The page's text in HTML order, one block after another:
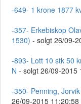
-649- 1 krone 1877
-357- Erkebiskop
1530) - solgt 26/09-
-893- Lott 10 stk 50
N - solgt 26/09-2015
-350- Penning,
26/09-2015 11:20:58